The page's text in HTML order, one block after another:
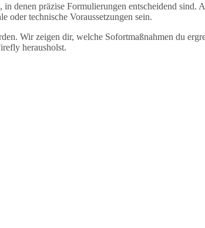
denen präzise Formulierungen entscheidend sind.
oder technische Voraussetzungen sein.
Wir zeigen dir, welche Sofortmaßnahmen du
herausholst.